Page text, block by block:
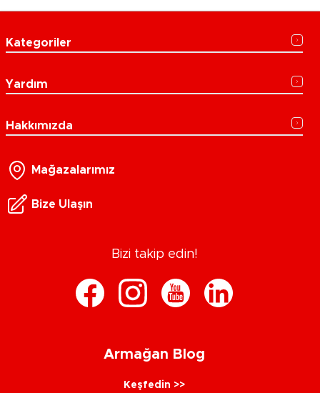
Kategoriler
Yardım
Hakkımızda
Mağazalarımız
Bize Ulaşın
Bizi takip edin!
Armağan Blog
Keşfedin >>